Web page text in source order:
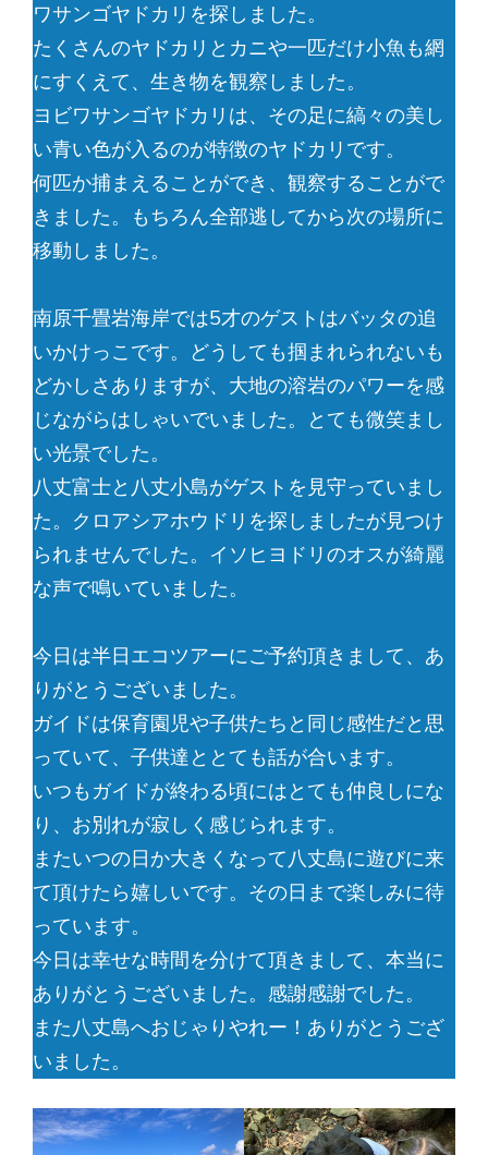
ワサンゴヤドカリを探しました。
たくさんのヤドカリとカニや一匹だけ小魚も網
にすくえて、生き物を観察しました。
ヨビワサンゴヤドカリは、その足に縞々の美し
い青い色が入るのが特徴のヤドカリです。
何匹か捕まえることができ、観察することがで
きました。もちろん全部逃してから次の場所に
移動しました。
南原千畳岩海岸では5才のゲストはバッタの追
いかけっこです。どうしても掴まれられないも
どかしさありますが、大地の溶岩のパワーを感
じながらはしゃいでいました。とても微笑まし
い光景でした。
八丈富士と八丈小島がゲストを見守っていまし
た。クロアシアホウドリを探しましたが見つけ
られませんでした。イソヒヨドリのオスが綺麗
な声で鳴いていました。
今日は半日エコツアーにご予約頂きまして、あ
りがとうございました。
ガイドは保育園児や子供たちと同じ感性だと思
っていて、子供達ととても話が合います。
いつもガイドが終わる頃にはとても仲良しにな
り、お別れが寂しく感じられます。
またいつの日か大きくなって八丈島に遊びに来
て頂けたら嬉しいです。その日まで楽しみに待
っています。
今日は幸せな時間を分けて頂きまして、本当に
ありがとうございました。感謝感謝でした。
また八丈島へおじゃりやれー！ありがとうござ
いました。